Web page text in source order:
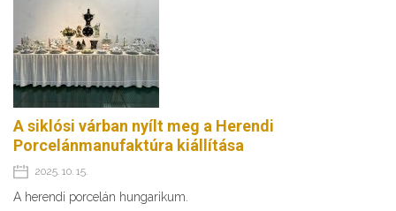
A siklósi várban nyílt meg a Herendi
Porcelánmanufaktúra kiállítása
2025. 10. 15.
A herendi porcelán hungarikum.